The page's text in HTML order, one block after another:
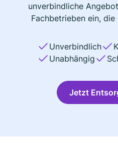
unverbindliche
Fachbetrieben ein,
Unverbindlich
Unabhängig
Jetzt